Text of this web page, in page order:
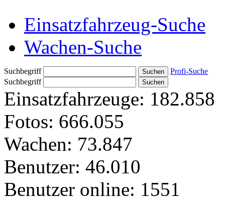
Einsatzfahrzeug-Suche
Wachen-Suche
Suchbegriff
Profi-Suche
Suchbegriff
Einsatzfahrzeuge: 182.858
Fotos: 666.055
Wachen: 73.847
Benutzer: 46.010
Benutzer online: 1551